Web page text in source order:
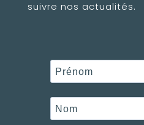
suivre nos actualités.